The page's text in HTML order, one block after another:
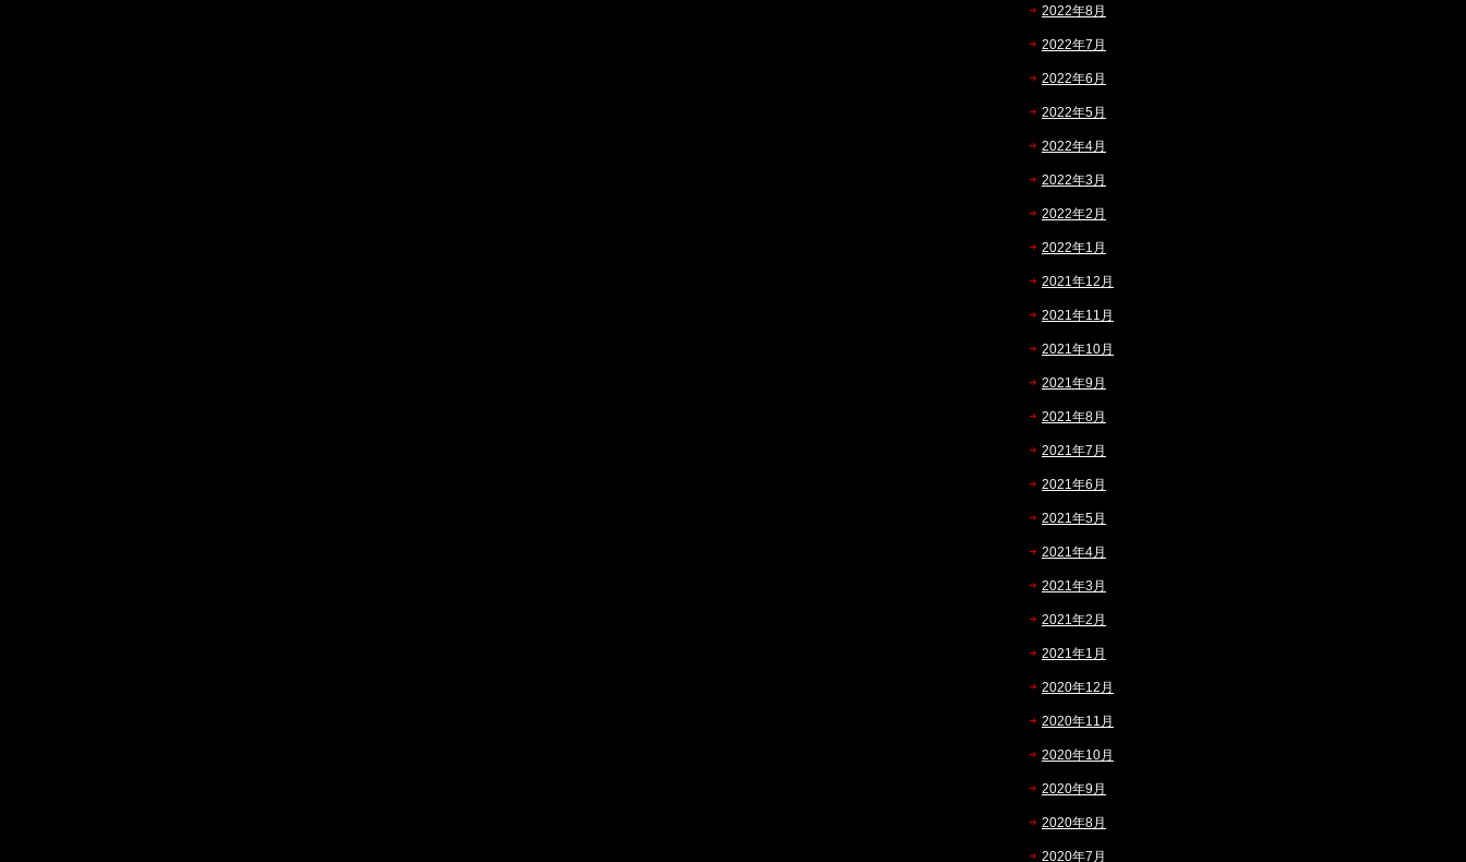
2022年8月
2022年7月
2022年6月
2022年5月
2022年4月
2022年3月
2022年2月
2022年1月
2021年12月
2021年11月
2021年10月
2021年9月
2021年8月
2021年7月
2021年6月
2021年5月
2021年4月
2021年3月
2021年2月
2021年1月
2020年12月
2020年11月
2020年10月
2020年9月
2020年8月
2020年7月